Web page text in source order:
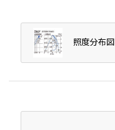
照度分布図